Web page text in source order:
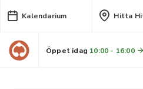
Kalendarium Hitta
Öppet idag 10:00 - 16:00
Arkeologisk